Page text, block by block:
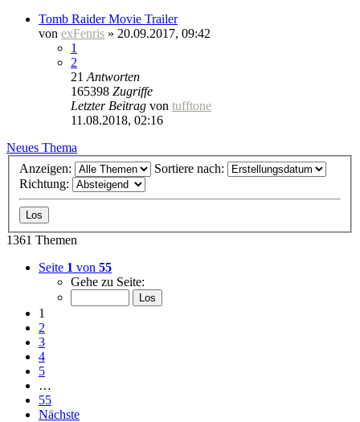
Tomb Raider Movie Trailer
von exFenris » 20.09.2017, 09:42
1
2
21 Antworten
165398 Zugriffe
Letzter Beitrag von tufftone
11.08.2018, 02:16
Neues Thema
Anzeigen:
Sortiere nach:
Richtung:
1361 Themen
Seite 1 von 55
Gehe zu Seite:
1
2
3
4
5
…
55
Nächste